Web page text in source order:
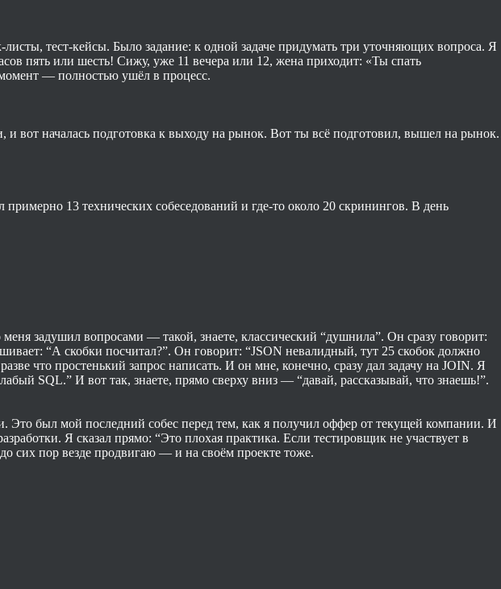
тест-кейсы. Было задание: к одной задаче придумать три уточняющих вопроса. Я
пять или шесть! Сижу, уже 11 вечера или 12, жена приходит: «Ты спать
— полностью ушёл в процесс.
вот началась подготовка к выходу на рынок. Вот ты всё подготовил, вышел на рынок.
13 технических собеседований и где-то около 20 скринингов. В день
задушил вопросами — такой, знаете, классический “душнила”. Он сразу говорит:
“А скобки посчитал?”. Он говорит: “JSON невалидный, тут 25 скобок должно
что простенький запрос написать. И он мне, конечно, сразу дал задачу на JOIN. Я
SQL.” И вот так, знаете, прямо сверху вниз — “давай, рассказывай, что знаешь!”.
был мой последний собес перед тем, как я получил оффер от текущей компании. И
Я сказал прямо: “Это плохая практика. Если тестировщик не участвует в
сих пор везде продвигаю — и на своём проекте тоже.